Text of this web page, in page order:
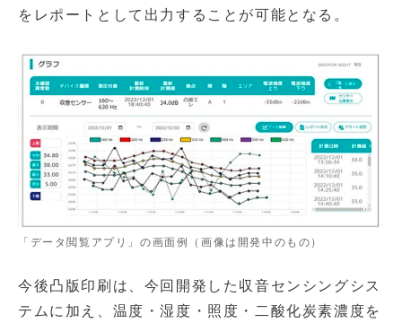
をレポートとして出力することが可能となる。
「データ閲覧アプリ」の画面例（画像は開発中のもの）
今後凸版印刷は、今回開発した収音センシングシス
テムに加え、温度・湿度・照度・二酸化炭素濃度を